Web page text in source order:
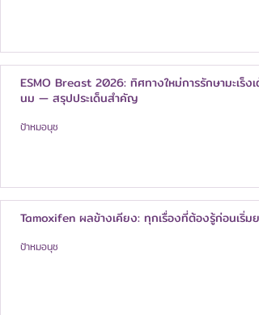
ESMO Breast 2026: ทิศทางใหม่การรักษามะเร็งเต้า
นม — สรุปประเด็นสำคัญ
ป้าหมอนุช
Tamoxifen ผลข้างเคียง: ทุกเรื่องที่ต้องรู้ก่อนเริ่มยา
ป้าหมอนุช